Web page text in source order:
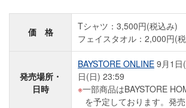
価 格
Tシャツ：3,500円(税込み)
フェイスタオル：2,000円(
発売場所・
日時
BAYSTORE ONLINE 9月1日
日(日) 23:59
一部商品はBAYSTORE
を予定しております。発